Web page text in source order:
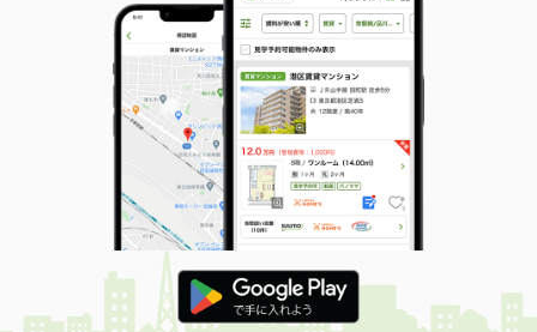
間取り
2DK
長崎県長崎市南町
価 格
4.40万円
住 所
長崎県長崎市南町
専有面積 19.87m²
間取り
1K
長崎県長崎市江平１
価 格
4.80万円
住 所
長崎県長崎市江平１